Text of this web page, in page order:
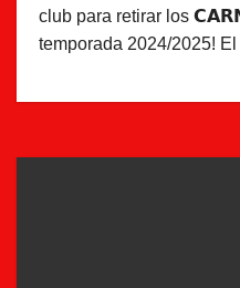
club para retirar los
temporada 2024/2025!